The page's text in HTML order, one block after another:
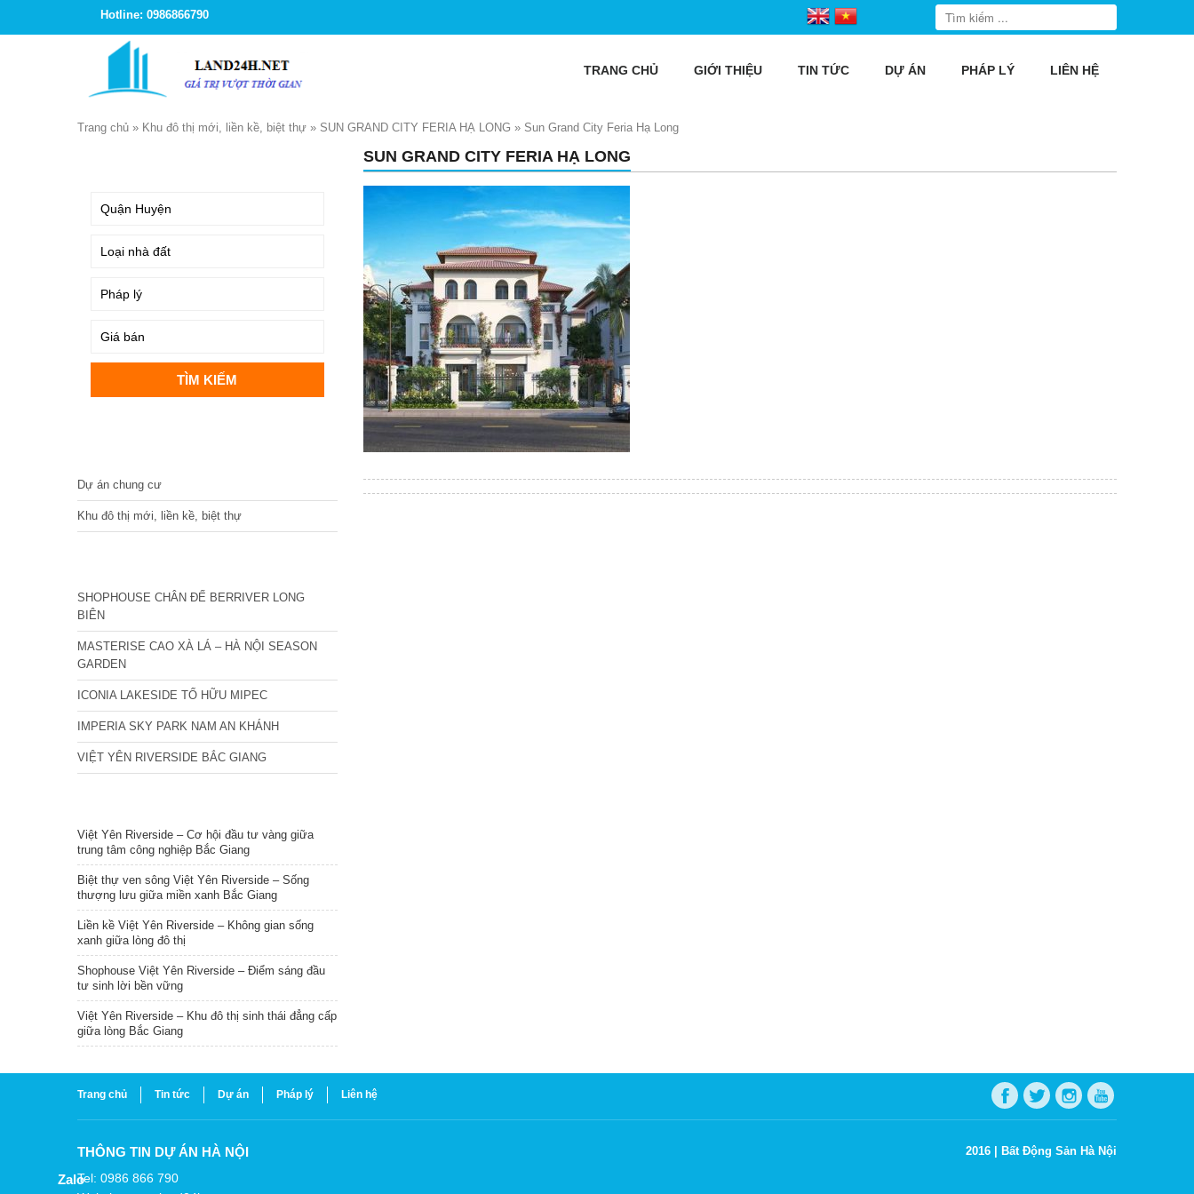
Hotline: 0986866790
TRANG CHỦ GIỚI THIỆU TIN TỨC DỰ ÁN PHÁP LÝ LIÊN HỆ
Trang chủ » Khu đô thị mới, liền kề, biệt thự » SUN GRAND CITY FERIA HẠ LONG » Sun Grand City Feria Hạ Long
SUN GRAND CITY FERIA HẠ LONG
Dự án chung cư
Khu đô thị mới, liền kề, biệt thự
SHOPHOUSE CHÂN ĐẾ BERRIVER LONG
BIÊN
MASTERISE CAO XÀ LÁ – HÀ NỘI SEASON
GARDEN
ICONIA LAKESIDE TỐ HỮU MIPEC
IMPERIA SKY PARK NAM AN KHÁNH
VIỆT YÊN RIVERSIDE BẮC GIANG
Việt Yên Riverside – Cơ hội đầu tư vàng giữa
trung tâm công nghiệp Bắc Giang
Biệt thự ven sông Việt Yên Riverside – Sống
thượng lưu giữa miền xanh Bắc Giang
Liền kề Việt Yên Riverside – Không gian sống
xanh giữa lòng đô thị
Shophouse Việt Yên Riverside – Điểm sáng đầu
tư sinh lời bền vững
Việt Yên Riverside – Khu đô thị sinh thái đẳng cấp
giữa lòng Bắc Giang
Trang chủ Tin tức Dự án Pháp lý Liên hệ
THÔNG TIN DỰ ÁN HÀ NỘI
Tel: 0986 866 790
2016 | Bất Động Sản Hà Nội
Zalo